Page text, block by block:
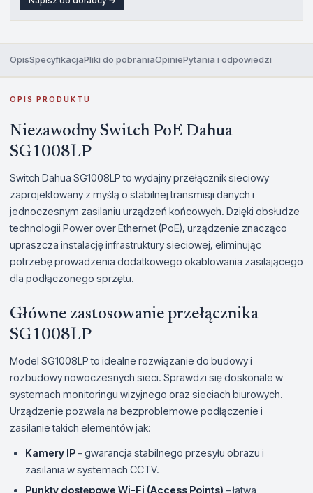
OpisSpecyfikacjaPliki do pobraniaOpiniePytania i odpowiedzi
OPIS PRODUKTU
Niezawodny Switch PoE Dahua
SG1008LP
Switch Dahua SG1008LP to wydajny przełącznik sieciowy
zaprojektowany z myślą o stabilnej transmisji danych i
jednoczesnym zasilaniu urządzeń końcowych. Dzięki obsłudze
technologii Power over Ethernet (PoE), urządzenie znacząco
upraszcza instalację infrastruktury sieciowej, eliminując
potrzebę prowadzenia dodatkowego okablowania zasilającego
dla podłączonego sprzętu.
Główne zastosowanie przełącznika
SG1008LP
Model SG1008LP to idealne rozwiązanie do budowy i
rozbudowy nowoczesnych sieci. Sprawdzi się doskonale w
systemach monitoringu wizyjnego oraz sieciach biurowych.
Urządzenie pozwala na bezproblemowe podłączenie i
zasilanie takich elementów jak:
Kamery IP– gwarancja stabilnego przesyłu obrazu i
zasilania w systemach CCTV.
Punkty dostępowe Wi-Fi (Access Points) – łatwa